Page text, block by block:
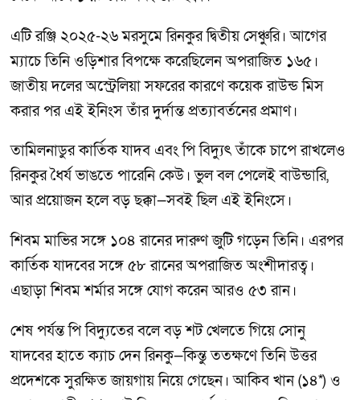
এটি রঞ্জি ২০২৫-২৬ মরসুমে রিনকুর দ্বিতীয় সেঞ্চুরি। আগের
ম্যাচে তিনি ওড়িশার বিপক্ষে করেছিলেন অপরাজিত ১৬৫।
জাতীয় দলের অস্ট্রেলিয়া সফরের কারণে কয়েক রাউন্ড মিস
করার পর এই ইনিংস তাঁর দুর্দান্ত প্রত্যাবর্তনের প্রমাণ।
তামিলনাডুর কার্তিক যাদব এবং পি বিদ্যুৎ তাঁকে চাপে রাখলেও
রিনকুর ধৈর্য ভাঙতে পারেনি কেউ। ভুল বল পেলেই বাউন্ডারি,
আর প্রয়োজন হলে বড় ছক্কা—সবই ছিল এই ইনিংসে।
শিবম মাভির সঙ্গে ১০৪ রানের দারুণ জুটি গড়েন তিনি। এরপর
কার্তিক যাদবের সঙ্গে ৫৮ রানের অপরাজিত অংশীদারত্ব।
এছাড়া শিবম শর্মার সঙ্গে যোগ করেন আরও ৫৩ রান।
শেষ পর্যন্ত পি বিদ্যুতের বলে বড় শট খেলতে গিয়ে সোনু
যাদবের হাতে ক্যাচ দেন রিনকু—কিন্তু ততক্ষণে তিনি উত্তর
প্রদেশকে সুরক্ষিত জায়গায় নিয়ে গেছেন। আকিব খান (১৪*) ও